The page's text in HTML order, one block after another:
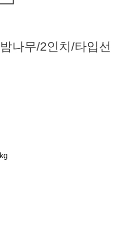
나무/2인치/타입선